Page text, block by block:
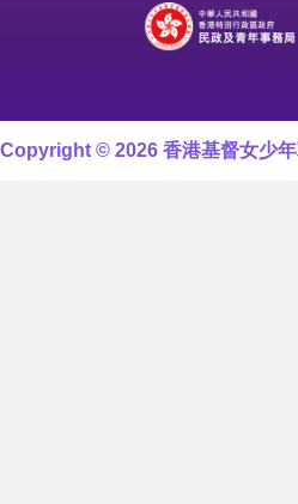
Copyright © 2026 香港基督女少